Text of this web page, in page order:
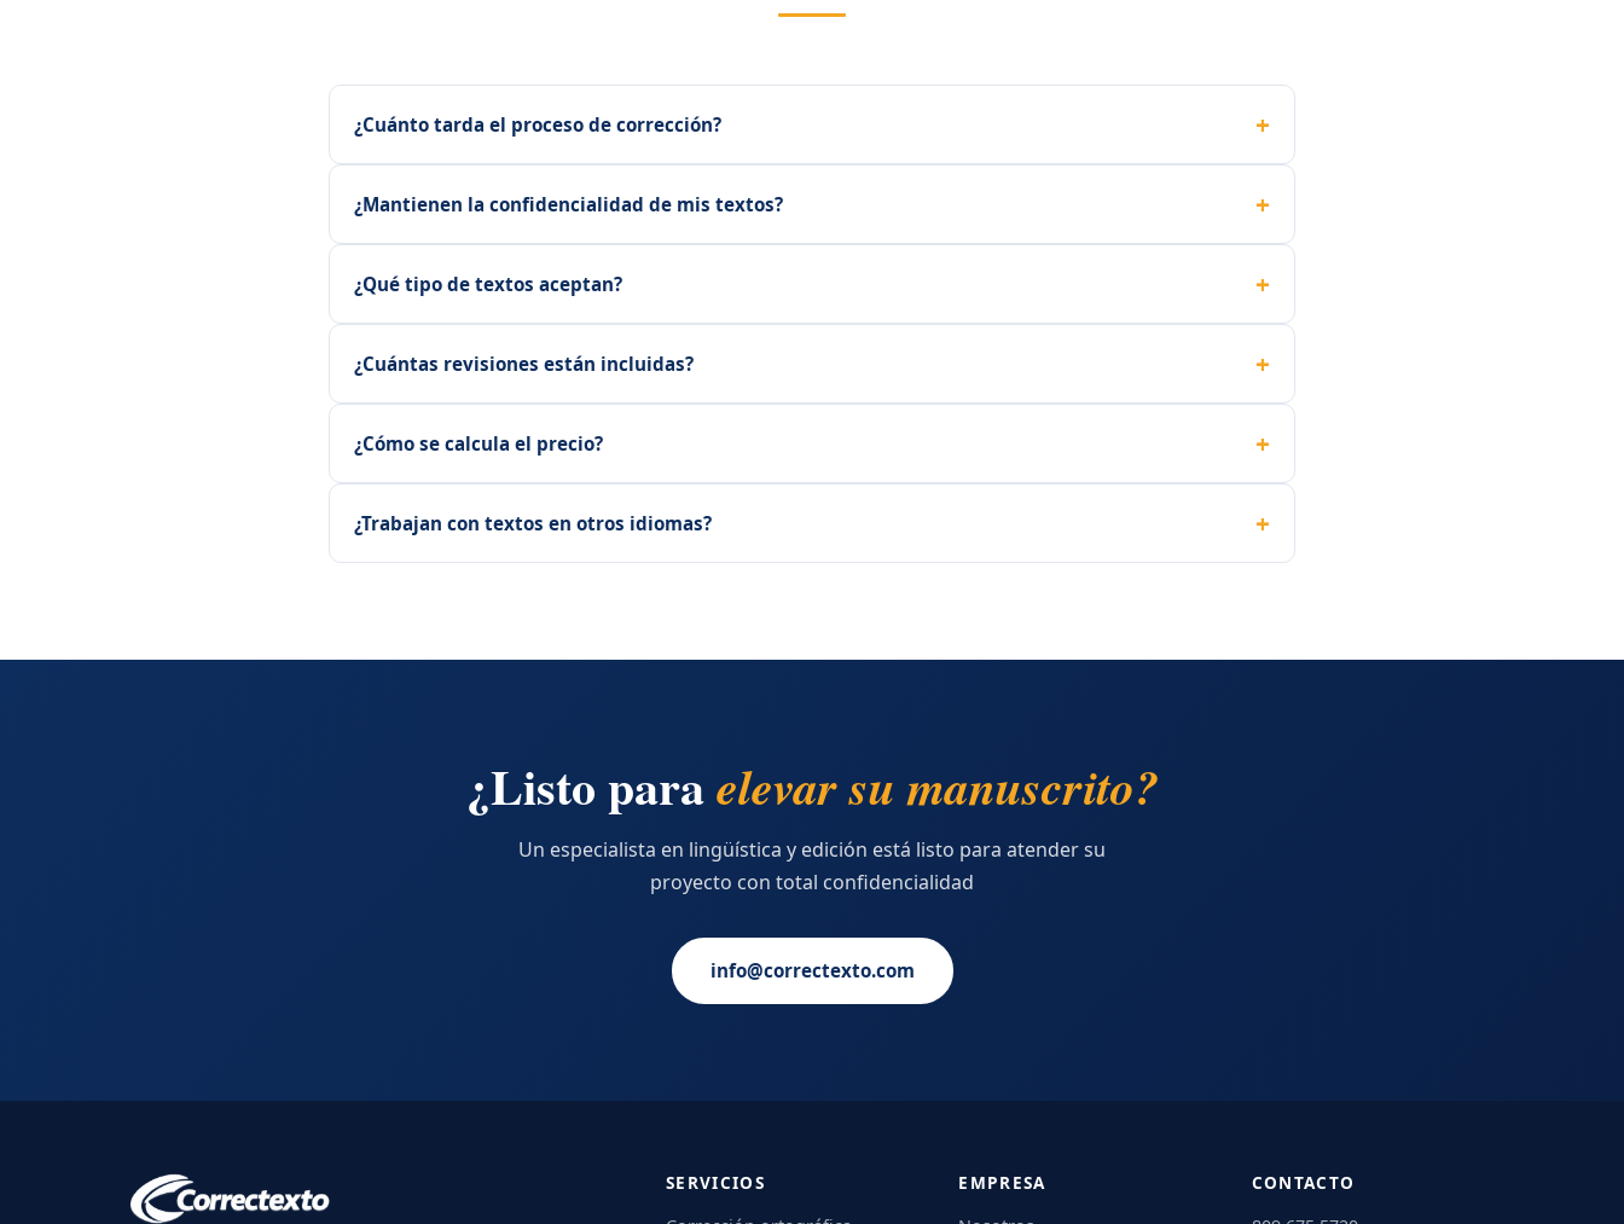
¿Cuánto tarda el proceso de corrección? +
¿Mantienen la confidencialidad de mis textos? +
¿Qué tipo de textos aceptan? +
¿Cuántas revisiones están incluidas? +
¿Cómo se calcula el precio? +
¿Trabajan con textos en otros idiomas? +
¿Listo paraelevar su manuscrito?
Un especialista en lingüística y edición está listo para atender su
proyecto con total confidencialidad
info@correctexto.com
SERVICIOS
EMPRESA
CONTACTO